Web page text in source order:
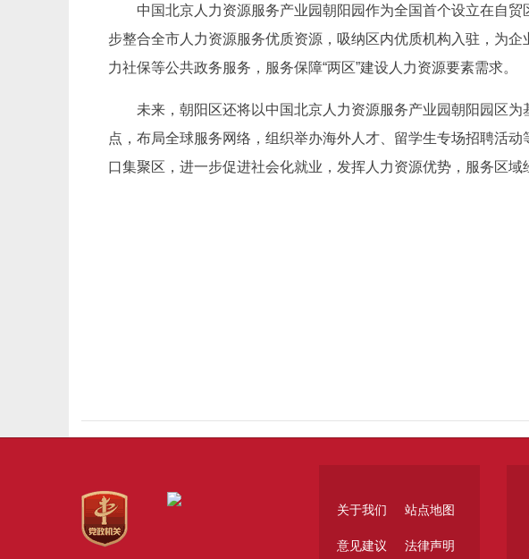
中国北京人力资源服务产业园朝阳园作为全国首个设立在自
步整合全市人力资源服务优质资源，吸纳区内优质机构入驻，为
力社保等公共政务服务，服务保障“两区”建设人力资源要素需求。
未来，朝阳区还将以中国北京人力资源服务产业园朝阳园区
点，布局全球服务网络，组织举办海外人才、留学生专场招聘活
口集聚区，进一步促进社会化就业，发挥人力资源优势，服务区域
关于我们 站点地图
意见建议 法律声明